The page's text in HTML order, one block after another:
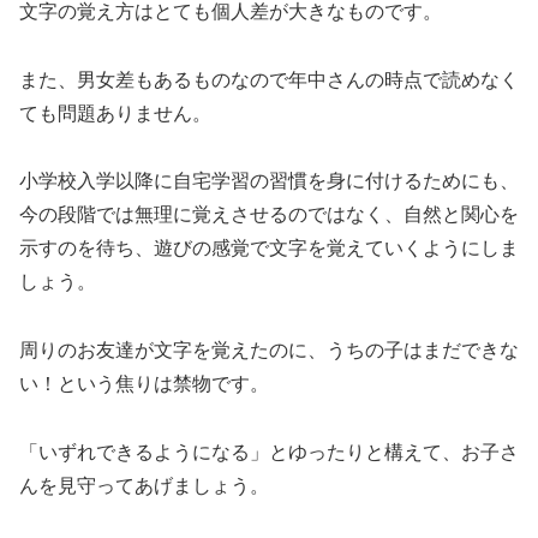
文字の覚え方はとても個人差が大きなものです。
また、男女差もあるものなので年中さんの時点で読めなく
ても問題ありません。
小学校入学以降に自宅学習の習慣を身に付けるためにも、
今の段階では無理に覚えさせるのではなく、自然と関心を
示すのを待ち、遊びの感覚で文字を覚えていくようにしま
しょう。
周りのお友達が文字を覚えたのに、うちの子はまだできな
い！という焦りは禁物です。
「いずれできるようになる」とゆったりと構えて、お子さ
んを見守ってあげましょう。